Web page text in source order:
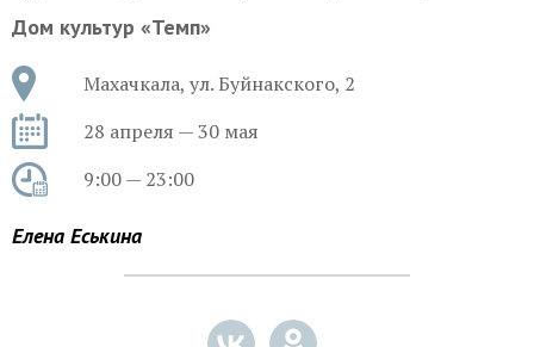
Дом культур «Темп»
Махачкала, ул. Буйнакского, 2
28 апреля — 30 мая
9:00 — 23:00
Елена Еськина